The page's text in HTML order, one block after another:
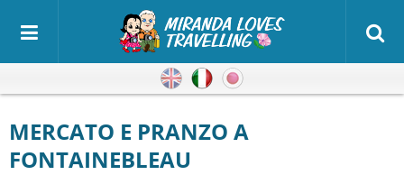
IngleseItaliano
MERCATO E PRANZO A
FONTAINEBLEAU